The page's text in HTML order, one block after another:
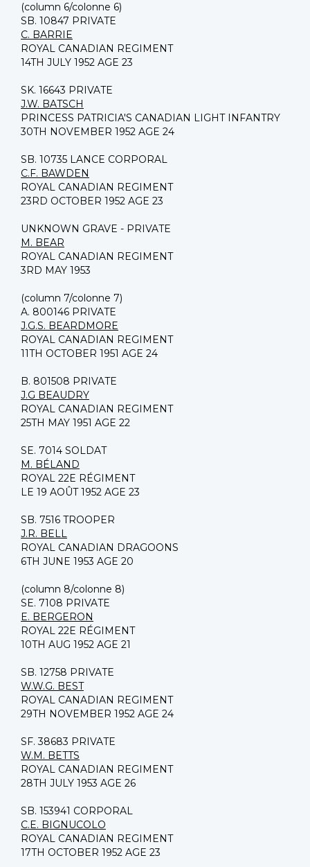
(column 6/colonne 6)
SB. 10847 PRIVATE
C. BARRIE
ROYAL CANADIAN REGIMENT
14TH JULY 1952 AGE 23
SK. 16643 PRIVATE
J.W. BATSCH
PRINCESS PATRICIA'S CANADIAN LIGHT INFANTRY
30TH NOVEMBER 1952 AGE 24
SB. 10735 LANCE CORPORAL
C.F. BAWDEN
ROYAL CANADIAN REGIMENT
23RD OCTOBER 1952 AGE 23
UNKNOWN GRAVE - PRIVATE
M. BEAR
ROYAL CANADIAN REGIMENT
3RD MAY 1953
(column 7/colonne 7)
A. 800146 PRIVATE
J.G.S. BEARDMORE
ROYAL CANADIAN REGIMENT
11TH OCTOBER 1951 AGE 24
B. 801508 PRIVATE
J.G BEAUDRY
ROYAL CANADIAN REGIMENT
25TH MAY 1951 AGE 22
SE. 7014 SOLDAT
M. BÉLAND
ROYAL 22E RÉGIMENT
LE 19 AOÛT 1952 AGE 23
SB. 7516 TROOPER
J.R. BELL
ROYAL CANADIAN DRAGOONS
6TH JUNE 1953 AGE 20
(column 8/colonne 8)
SE. 7108 PRIVATE
E. BERGERON
ROYAL 22E RÉGIMENT
10TH AUG 1952 AGE 21
SB. 12758 PRIVATE
W.W.G. BEST
ROYAL CANADIAN REGIMENT
29TH NOVEMBER 1952 AGE 24
SF. 38683 PRIVATE
W.M. BETTS
ROYAL CANADIAN REGIMENT
28TH JULY 1953 AGE 26
SB. 153941 CORPORAL
C.E. BIGNUCOLO
ROYAL CANADIAN REGIMENT
17TH OCTOBER 1952 AGE 23